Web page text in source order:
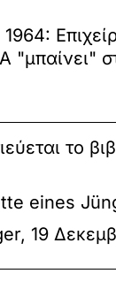
το
eines
19